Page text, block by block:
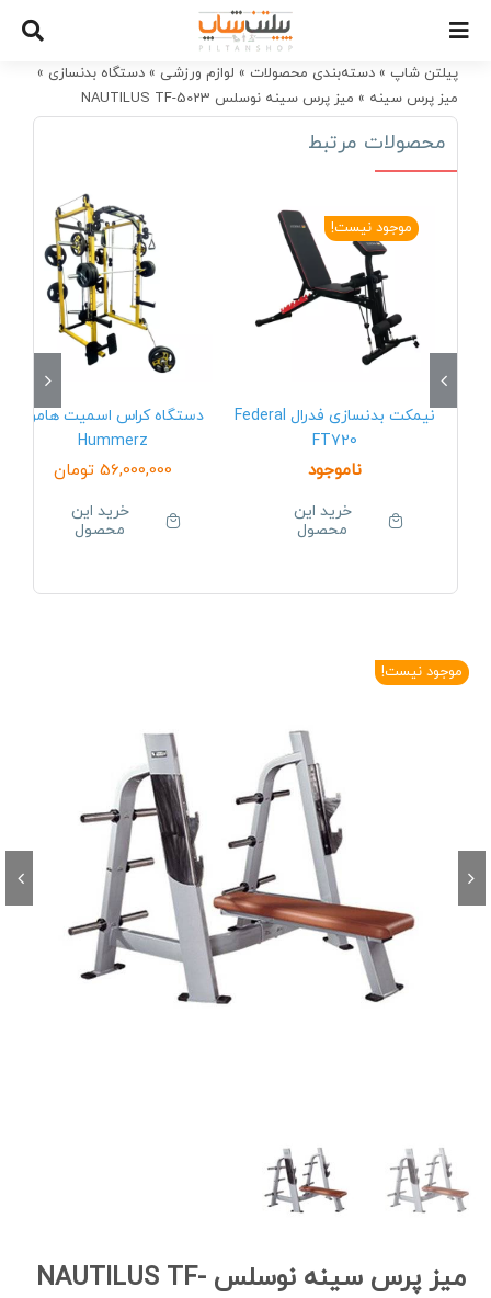
contentپیلتن شاپ » دسته‌بندی محصولات » لوازم ورزشی » دستگاه بدنسازی »
میز پرس سینه » میز پرس سینه نوسلس NAUTILUS TF-5023
محصولات مرتبط
موجود نیست!
نیمکت بدنسازی فدرال Federal
FT720
ناموجود
خرید این
محصول
دستگاه کراس اسمیت هامرز
Hummerz
56,000,000 تومان
خرید این
محصول
موجود نیست!
میز پرس سینه نوسلس NAUTILUS TF-